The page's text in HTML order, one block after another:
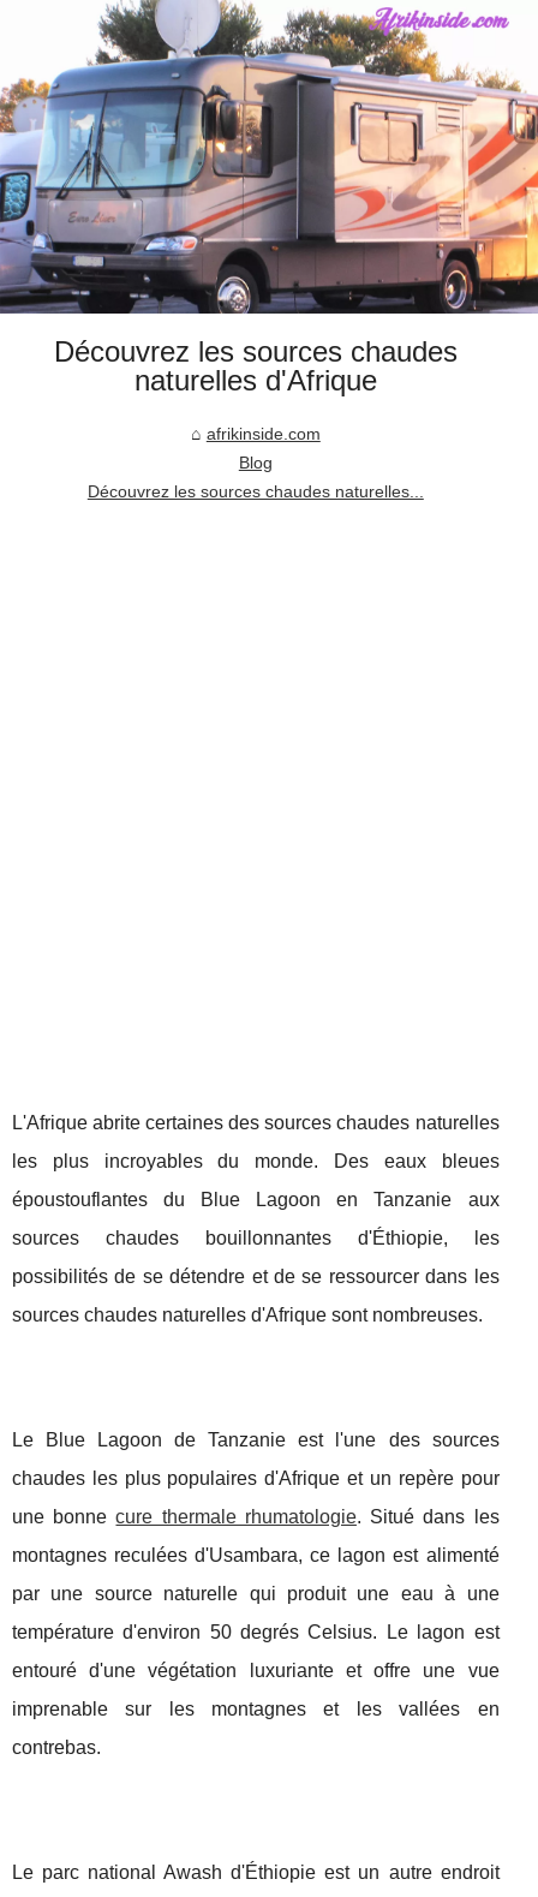
Découvrez les sources chaudes
naturelles d'Afrique
afrikinside.com
Blog
Découvrez les sources chaudes naturelles...
L'Afrique abrite certaines des sources chaudes naturelles
les plus incroyables du monde. Des eaux bleues
époustouflantes du Blue Lagoon en Tanzanie aux
sources chaudes bouillonnantes d'Éthiopie, les
possibilités de se détendre et de se ressourcer dans les
sources chaudes naturelles d'Afrique sont nombreuses.
Le Blue Lagoon de Tanzanie est l'une des sources
chaudes les plus populaires d'Afrique et un repère pour
une bonnecure thermale rhumatologie. Situé dans les
montagnes reculées d'Usambara, ce lagon est alimenté
par une source naturelle qui produit une eau à une
température d'environ 50 degrés Celsius. Le lagon est
entouré d'une végétation luxuriante et offre une vue
imprenable sur les montagnes et les vallées en
contrebas.
Le parc national Awash d'Éthiopie est un autre endroit